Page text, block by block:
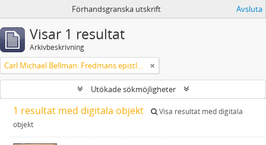
Förhandsgranska utskrift Avsluta
Visar 1 resultat
Arkivbeskrivning
Carl Michael Bellman: Fredmans epistlar och sånger m.fl. Bellman-texter
Utökade sökmöjligheter
1 resultat med digitala objekt
Visa resultat med digitala
objekt